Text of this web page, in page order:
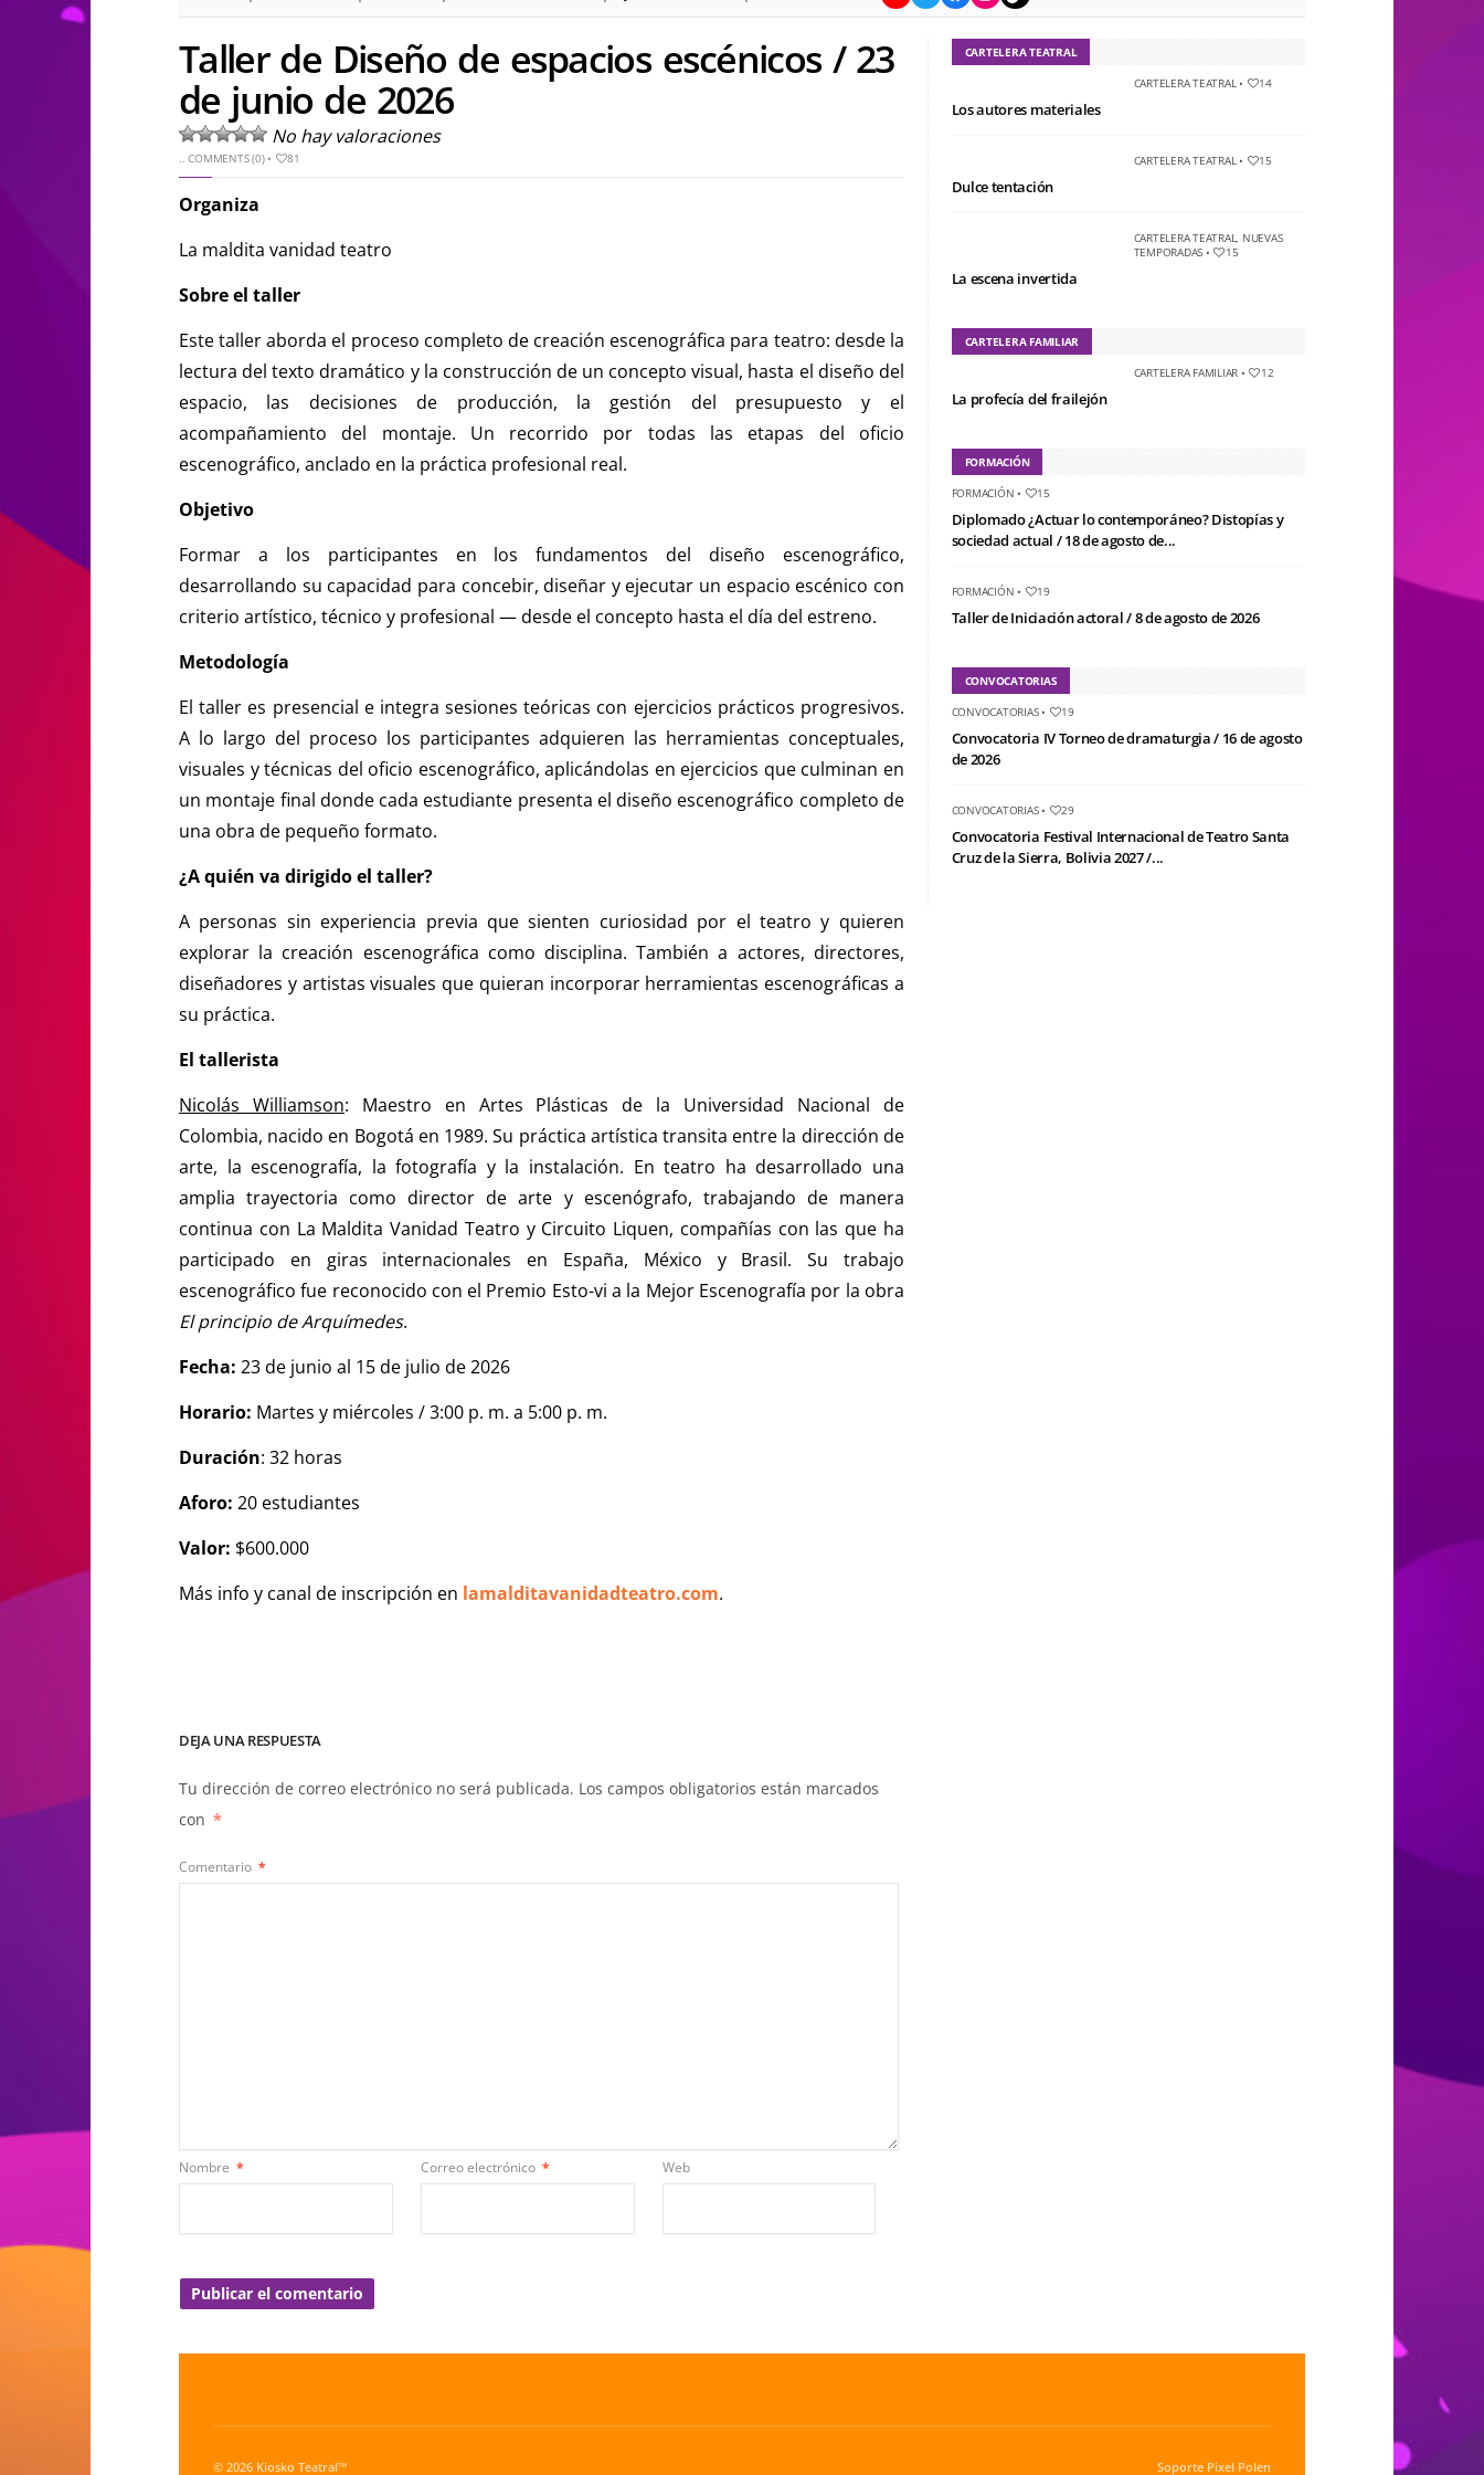
Taller de Diseño de espacios escénicos / 23
de junio de 2026
No hay valoraciones
..COMMENTS (0)• 81
Organiza
La maldita vanidad teatro
Sobre el taller
Este taller aborda el proceso completo de creación escenográfica para teatro: desde la
lectura del texto dramático y la construcción de un concepto visual, hasta el diseño del
espacio, las decisiones de producción, la gestión del presupuesto y el
acompañamiento del montaje. Un recorrido por todas las etapas del oficio
escenográfico, anclado en la práctica profesional real.
​Objetivo
Formar a los participantes en los fundamentos del diseño escenográfico,
desarrollando su capacidad para concebir, diseñar y ejecutar un espacio escénico con
criterio artístico, técnico y profesional — desde el concepto hasta el día del estreno.
​Metodología
El taller es presencial e integra sesiones teóricas con ejercicios prácticos progresivos.
A lo largo del proceso los participantes adquieren las herramientas conceptuales,
visuales y técnicas del oficio escenográfico, aplicándolas en ejercicios que culminan en
un montaje final donde cada estudiante presenta el diseño escenográfico completo de
una obra de pequeño formato.
​¿A quién va dirigido el taller?
A personas sin experiencia previa que sienten curiosidad por el teatro y quieren
explorar la creación escenográfica como disciplina. También a actores, directores,
diseñadores y artistas visuales que quieran incorporar herramientas escenográficas a
su práctica.
El tallerista
Nicolás Williamson: Maestro en Artes Plásticas de la Universidad Nacional de
Colombia, nacido en Bogotá en 1989. Su práctica artística transita entre la dirección de
arte, la escenografía, la fotografía y la instalación. En teatro ha desarrollado una
amplia trayectoria como director de arte y escenógrafo, trabajando de manera
continua con La Maldita Vanidad Teatro y Circuito Liquen, compañías con las que ha
participado en giras internacionales en España, México y Brasil. Su trabajo
escenográfico fue reconocido con el Premio Esto-vi a la Mejor Escenografía por la obra
El principio de Arquímedes.
Fecha: 23 de junio al 15 de julio de 2026
Horario: Martes y miércoles / 3:00 p. m. a 5:00 p. m.
​Duración: 32 horas
​Aforo: 20 estudiantes
Valor: $600.000
Más info y canal de inscripción en lamalditavanidadteatro.com.
DEJA UNA RESPUESTA
Tu dirección de correo electrónico no será publicada. Los campos obligatorios están marcados
con *
Comentario *
Nombre * Correo electrónico * Web
CARTELERA TEATRAL
CARTELERA TEATRAL• 14
Los autores materiales
CARTELERA TEATRAL• 15
Dulce tentación
CARTELERA TEATRAL, NUEVAS
TEMPORADAS • 15
La escena invertida
CARTELERA FAMILIAR
CARTELERA FAMILIAR • 12
La profecía del frailejón
FORMACIÓN
FORMACIÓN • 15
Diplomado ¿Actuar lo contemporáneo? Distopías y
sociedad actual / 18 de agosto de...
FORMACIÓN • 19
Taller de Iniciación actoral / 8 de agosto de 2026
CONVOCATORIAS
CONVOCATORIAS• 19
Convocatoria IV Torneo de dramaturgia / 16 de agosto
de 2026
CONVOCATORIAS• 29
Convocatoria Festival Internacional de Teatro Santa
Cruz de la Sierra, Bolivia 2027 /...
© 2026 Kiosko Teatral™ Soporte Pixel Polen